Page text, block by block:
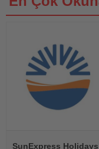
Oku
SunExpress Holidays